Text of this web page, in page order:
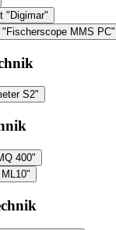
"Digimar"
MMS PC"
S2"
400"